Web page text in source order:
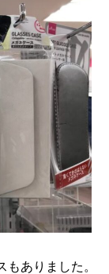
ありました。